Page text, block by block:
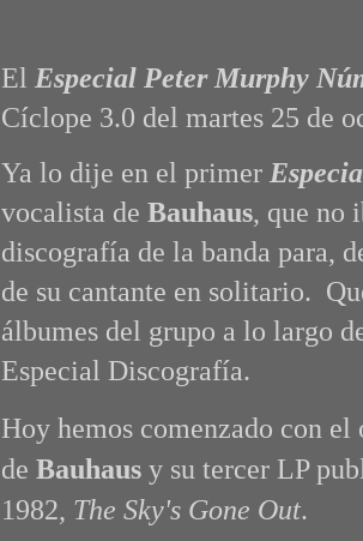
El Especial Peter Murphy
Cíclope 3.0 del martes 25 de
Ya lo dije en el primer
vocalista de Bauhaus, que no
discografía de la banda para,
de su cantante en solitario.
álbumes del grupo a lo largo
Especial Discografía.
Hoy hemos comenzado con
de Bauhaus y su tercer LP
1982, The Sky's Gone Out.